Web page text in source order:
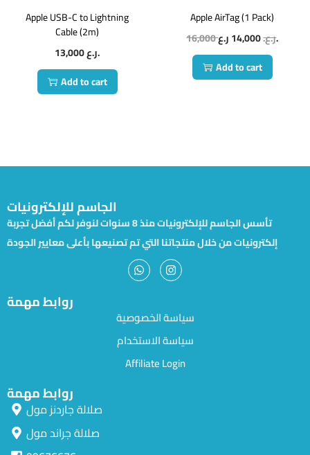
Apple USB-C to Lightning
Cable (2m)
13,000
ر.ع.
Add to cart
Apple AirTag (1 Pack)
16,000
ر.ع.14,000
ر.ع.
Add to cart
الجاسم للإلكترونيات
تأسس الجاسم للإلكترونيات منذ 8 سنوات لنوفر لكم أفضل تجربة
إلكترونيات من خلال منتجاتنا التي تم تصنيعها بأعلى معايير الجودة
روابط مهمة
سياسة الخصوصية
سياسة الاستخدام
Affiliate Login
روابط مهمة
صلالة جاردنز مول
صلالة جراند مول